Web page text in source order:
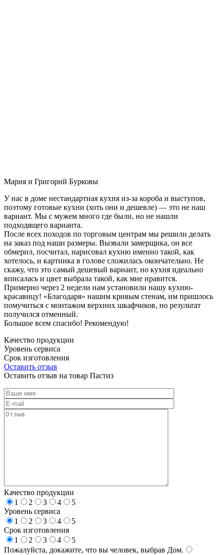
Мария и Григорий Бурковы
У нас в доме нестандартная кухня из-за короба и выступов,
поэтому готовые кухни (хоть они и дешевле) — это не наш
вариант. Мы с мужем много где были, но не нашли
подходящего варианта.
После всех походов по торговым центрам мы решили делать
на заказ под наши размеры. Вызвали замерщика, он все
обмерил, посчитал, нарисовал кухню именно такой, как
хотелось, и картинка в голове сложилась окончательно. Не
скажу, что это самый дешевый вариант, но кухня идеально
вписалась и цвет выбрала такой, как мне нравится.
Примерно через 2 недели нам установили нашу кухню-
красавицу! «Благодаря» нашим кривым стенам, им пришлось
помучиться с монтажом верхних шкафчиков, но результат
получился отменный.
Большое всем спасибо! Рекомендую!
Качество продукции
Уровень сервиса
Срок изготовления
Оставить отзыв
Оставить отзыв на товар Пастиз
Качество продукции
1
2 3 4
5
Уровень сервиса
1
2 3 4
5
Срок изготовления
1
2 3 4
5
Пожалуйста, докажите, что вы человек, выбрав Дом.